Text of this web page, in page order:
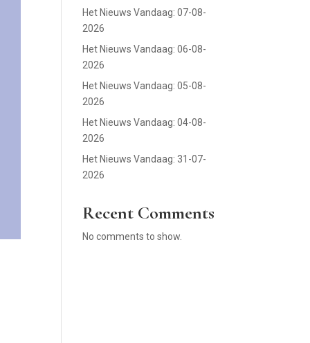
Het Nieuws Vandaag: 07-08-
2026
Het Nieuws Vandaag: 06-08-
2026
Het Nieuws Vandaag: 05-08-
2026
Het Nieuws Vandaag: 04-08-
2026
Het Nieuws Vandaag: 31-07-
2026
Recent Comments
No comments to show.